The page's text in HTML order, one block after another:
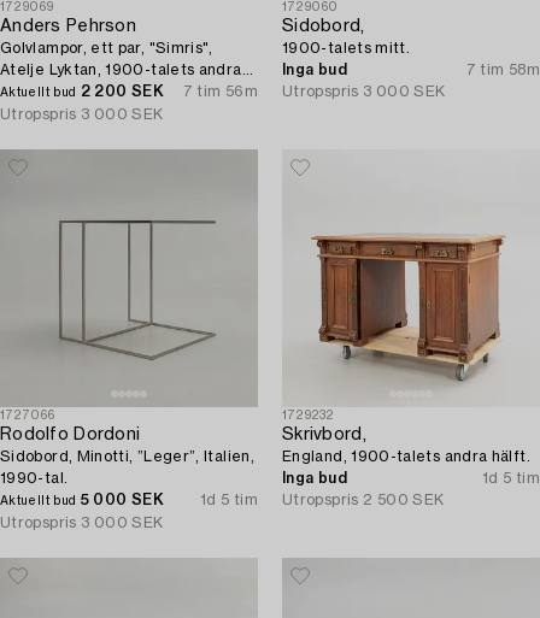
1729069
Anders Pehrson
Golvlampor, ett par, "Simris",
Atelje Lyktan, 1900-talets andra
hälft.
Aktuellt bud 2 200 SEK
7 tim 56m
Utropspris 3 000 SEK
1729060
Sidobord,
1900-talets mitt.
Inga bud
7 tim 58m
Utropspris 3 000 SEK
1727066
Rodolfo Dordoni
Sidobord, Minotti, ”Leger”, Italien,
1990-tal.
Aktuellt bud 5 000 SEK
1d 5 tim
Utropspris 3 000 SEK
1729232
Skrivbord,
England, 1900-talets andra hälft.
Inga bud
1d 5 tim
Utropspris 2 500 SEK